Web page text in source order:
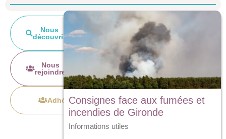
Nous
découvrir
Nous
rejoindre
AdhérerConsignes face aux fumées et
incendies de Gironde
Informations utiles